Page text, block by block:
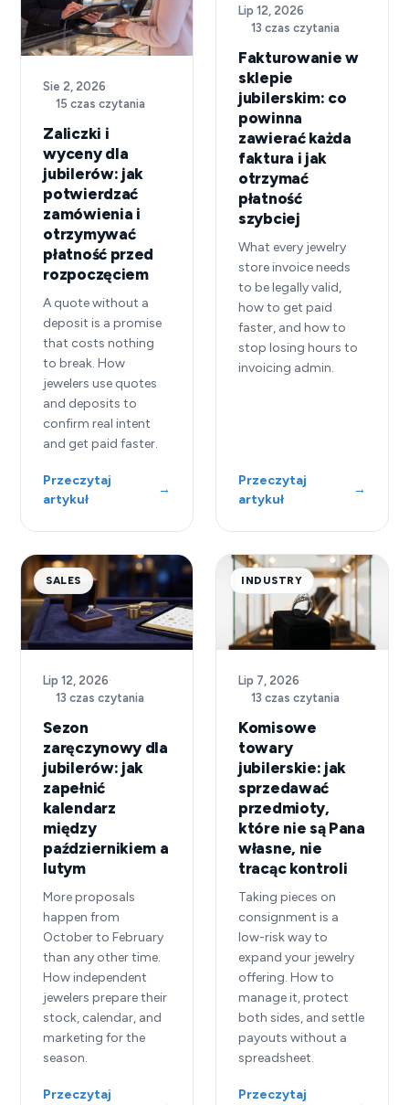
Sie 2, 2026·
15 czas czytania
Zaliczki i
wyceny dla
jubilerów: jak
potwierdzać
zamówienia i
otrzymywać
płatność przed
rozpoczęciem
A quote without a
deposit is a promise
that costs nothing
to break. How
jewelers use quotes
and deposits to
confirm real intent
and get paid faster.
Przeczytaj
artykuł
→
Lip 12, 2026·
13 czas czytania
Fakturowanie w
sklepie
jubilerskim: co
powinna
zawierać każda
faktura i jak
otrzymać
płatność
szybciej
What every jewelry
store invoice needs
to be legally valid,
how to get paid
faster, and how to
stop losing hours to
invoicing admin.
Przeczytaj
artykuł
→
SALES
Lip 12, 2026·
13 czas czytania
Sezon
zaręczynowy dla
jubilerów: jak
zapełnić
kalendarz
między
październikiem a
lutym
More proposals
happen from
October to February
than any other time.
How independent
jewelers prepare their
stock, calendar, and
marketing for the
season.
Przeczytaj
INDUSTRY
Lip 7, 2026·
13 czas czytania
Komisowe
towary
jubilerskie: jak
sprzedawać
przedmioty,
które nie są Pana
własne, nie
tracąc kontroli
Taking pieces on
consignment is a
low-risk way to
expand your jewelry
offering. How to
manage it, protect
both sides, and settle
payouts without a
spreadsheet.
Przeczytaj